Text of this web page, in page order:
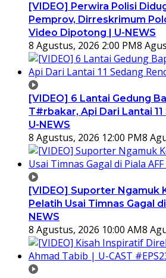
[VIDEO] Perwira Polisi
Pemprov, Dirreskrimum
Video Dipotong | U-NEWS
8 Agustus, 2026 2:00 PM8
[VIDEO] 6 Lantai Gedung
T#rbakar, Api Dari Lantai 11
U-NEWS
8 Agustus, 2026 12:00 PM8
[VIDEO] Suporter Ngamuk
Pelatih Usai Timnas Gagal
NEWS
8 Agustus, 2026 10:00 AM8